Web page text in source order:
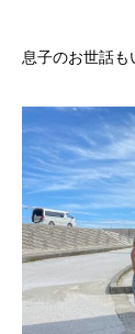
息子のお世話も